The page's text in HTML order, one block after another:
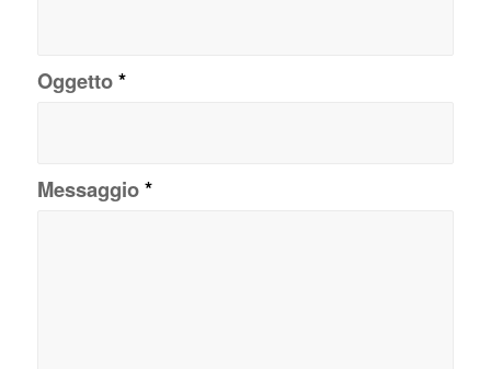
Oggetto*
Messaggio*